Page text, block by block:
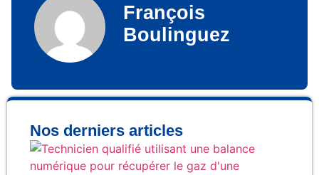
François
Boulinguez
Nos derniers articles